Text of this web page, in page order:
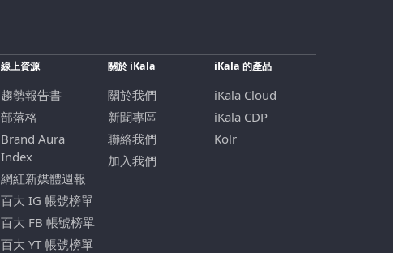
線上資源
趨勢報告書
部落格
Brand Aura
Index
網紅新媒體週報
百大 IG 帳號榜單
百大 FB 帳號榜單
百大 YT 帳號榜單
關於 iKala
關於我們
新聞專區
聯絡我們
加入我們
iKala 的產品
iKala Cloud
iKala CDP
Kolr